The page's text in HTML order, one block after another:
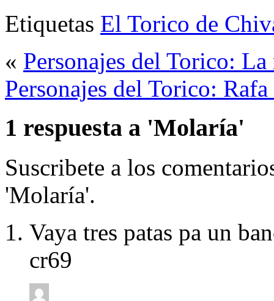
Etiquetas El Torico de
« Personajes del Torico: La
Personajes del Torico:
1 respuesta a 'Molaría'
Suscribete a los
'Molaría'.
Vaya tres patas pa un
cr69